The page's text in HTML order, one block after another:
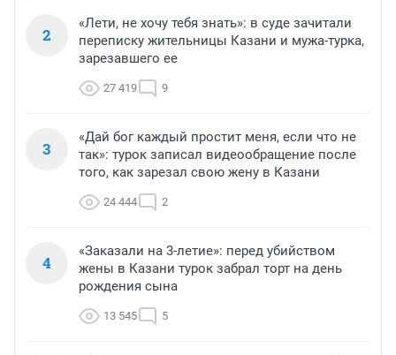
2
«Лети, не хочу тебя знать»: в суде зачитали
переписку жительницы Казани и мужа-турка,
зарезавшего ее
27 419 9
3
«Дай бог каждый простит меня, если что не
так»: турок записал видеообращение после
того, как зарезал свою жену в Казани
24 444 2
4
«Заказали на 3-летие»: перед убийством
жены в Казани турок забрал торт на день
рождения сына
13 545 5